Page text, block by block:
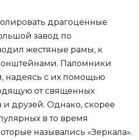
драгоценные
завод по
жестяные рамы, к
Паломники
надеясь с их помощью
от священных
и друзей. Однако, скорее
в то время
назывались «Зеркала».